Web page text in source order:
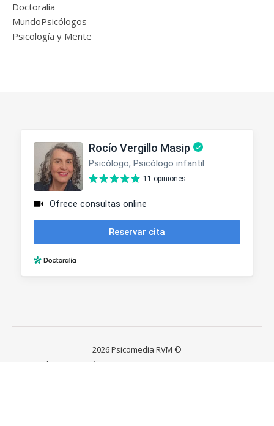
Doctoralia
MundoPsicólogos
Psicología y Mente
2026 Psicomedia RVM ©
Psicomedia RVM
Quién soy
Psicoterapia